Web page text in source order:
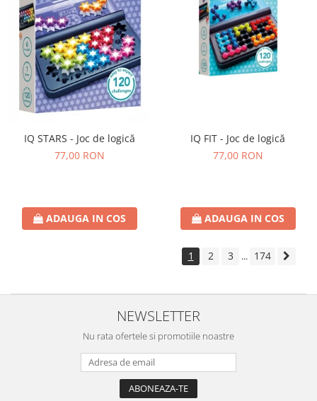
IQ STARS - Joc de logică
77,00 RON
ADAUGA IN COS
IQ FIT - Joc de logică
77,00 RON
ADAUGA IN COS
1 2 3 ... 174
NEWSLETTER
Nu rata ofertele si promotiile noastre